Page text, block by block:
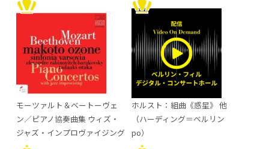
モーツァルト＆ベートーヴェ
ン／ピアノ協奏曲集 ウィズ・
ジャズ・インプロヴァイジング
ホルスト：組曲《惑星》 他
（ハーディング＝ベルリン
po）